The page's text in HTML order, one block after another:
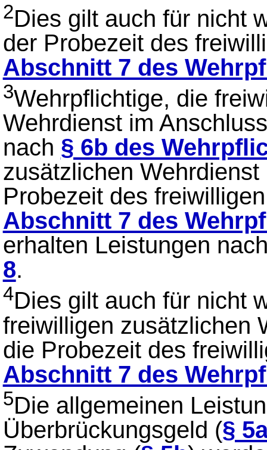
2Dies gilt auch für nicht
der Probezeit des
Abschnitt 7 des
3Wehrpflichtige, die
Wehrdienst im
nach § 6b des
zusätzlichen
Probezeit des
Abschnitt 7 des
erhalten Leistungen
8.
4Dies gilt auch für nicht
freiwilligen zusätzlichen
die Probezeit des
Abschnitt 7 des
5Die allgemeinen
Überbrückungsgeld (§